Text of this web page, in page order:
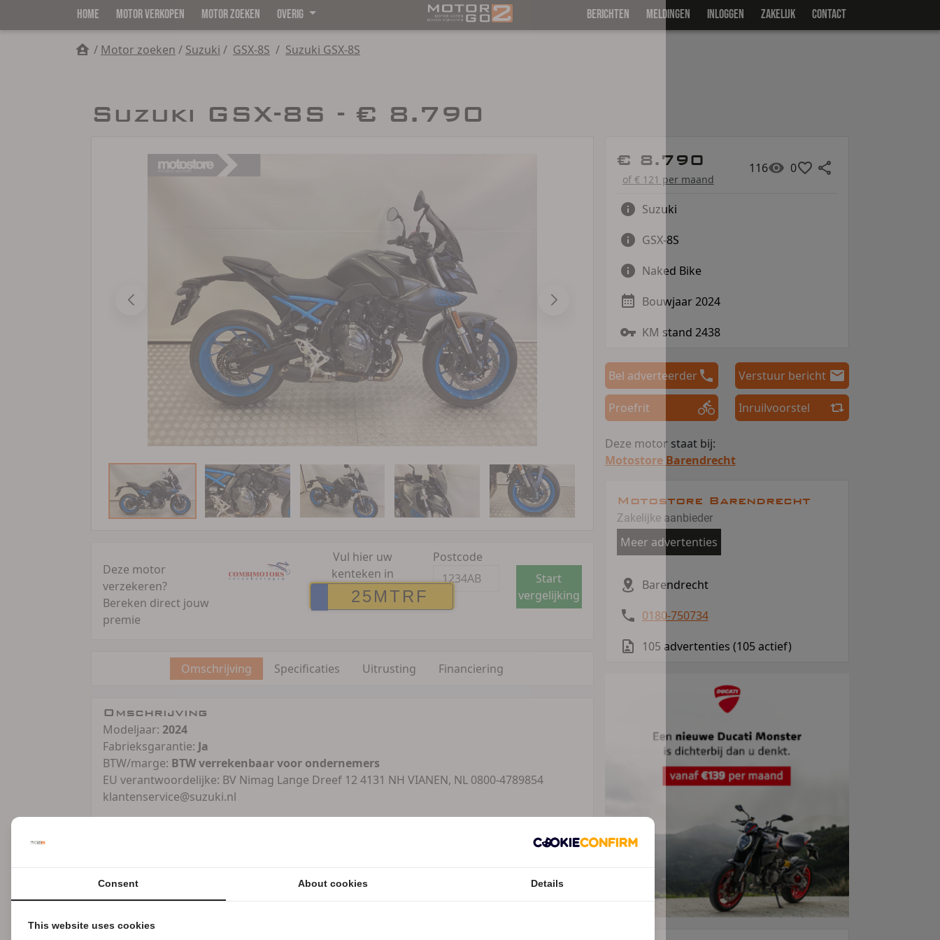
HOME MOTOR VERKOPEN MOTOR ZOEKEN OVERIG BERICHTEN MELDINGEN INLOGGEN ZAKELIJK CONTACT
/ Motor zoeken / Suzuki / GSX-8S / Suzuki GSX-8S
Suzuki GSX-8S - € 8.790
Deze motor
verzekeren?
Bereken direct jouw
premie
Vul hier uw
kenteken in
Postcode
Start
vergelijking
Omschrijving Specificaties Uitrusting Financiering
Omschrijving
Modeljaar: 2024
Fabrieksgarantie: Ja
BTW/marge: BTW verrekenbaar voor ondernemers
EU verantwoordelijke: BV Nimag Lange Dreef 12 4131 NH VIANEN, NL 0800-4789854
klantenservice@suzuki.nl
Hier vind je niet alleen nieuwe modellen maar ook in onze occasions hebben we een ruim
Wilt u uw huidige motorfiets bij ons inruilen? …Geen probleem! Ook op onze
Daarbij hebben we 200 tot 300 helmen in verschillende merken zoals SHOEI, HJC,
€ 8.790
of € 121 per maand
116 0
Suzuki
GSX-8S
Naked Bike
Bouwjaar 2024
KM stand 2438
Bel adverteerder Verstuur bericht
Proefrit Inruilvoorstel
Deze motor staat bij:
Motostore Barendrecht
Motostore Barendrecht
Zakelijke aanbieder
Meer advertenties
Barendrecht
0180-750734
105 advertenties (105 actief)
Consent About cookies Details
This website uses cookies